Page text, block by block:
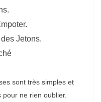
Jetons.
sont très simples et
ne rien oublier.